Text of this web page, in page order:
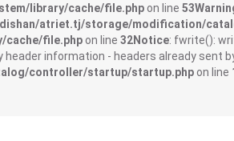
library/cache/file.php on line 53
atriet.tj/storage/modification/
cache/file.php on line 32Notice: fwrite():
header information - headers already sent
controller/startup/startup.php on line